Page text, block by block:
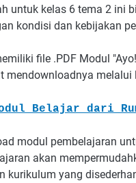
untuk kelas 6 tema 2 ini
kondisi dan kebijakan
file .PDF Modul
mendownloadnya melalui
Belajar dari
modul pembelajaran
akan
kurikulum yang